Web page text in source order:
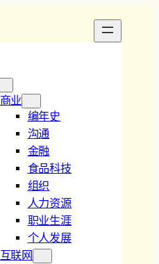
商业
编年史
沟通
金融
食品科技
组织
人力资源
职业生涯
个人发展
互联网